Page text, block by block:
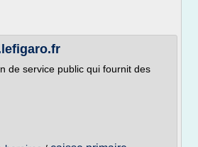
de service public qui fournit des